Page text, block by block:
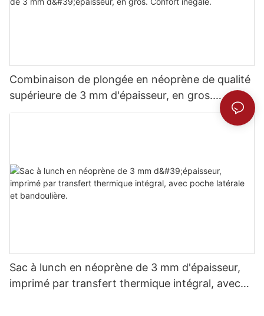
Combinaison de plongée en néoprène de qualité
supérieure de 3 mm d'épaisseur, en gros.
Confort inégalé.
Sac à lunch en néoprène de 3 mm d'épaisseur,
imprimé par transfert thermique intégral, avec